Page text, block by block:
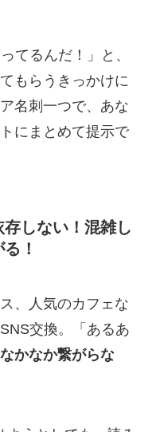
てるんだ！」と、
もらうきっかけに
名刺一つで、あな
にまとめて提示で
しない！混雑し
！
、人気のカフェな
交換。「あるあ
かなか繋がらな